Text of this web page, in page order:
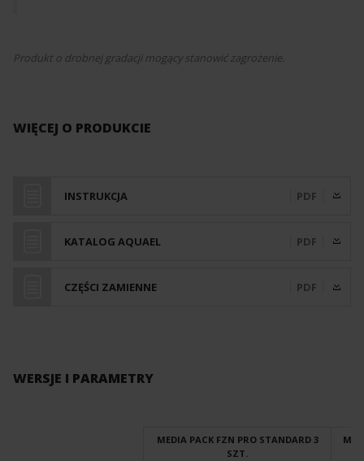
Produkt o drobnej gradacji mogący stanowić zagrożenie.
WIĘCEJ O PRODUKCIE
INSTRUKCJA PDF
KATALOG AQUAEL PDF
CZĘŚCI ZAMIENNE PDF
WERSJE I PARAMETRY
MEDIA PACK FZN PRO STANDARD 3
SZT.